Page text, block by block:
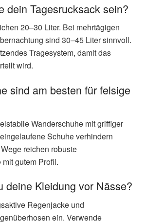
dein Tagesrucksack sein?
20–30 Liter. Bei mehrtägigen
sind 30–45 Liter sinnvoll.
Tragesystem, damit das
wird.
sind am besten für felsige
Wanderschuhe mit griffiger
Schuhe verhindern
reichen robuste
gutem Profil.
deine Kleidung vor Nässe?
Regenjacke und
ein. Verwende